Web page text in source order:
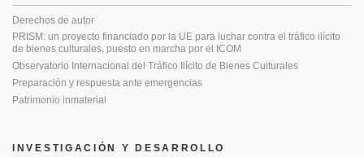
Derechos de autor
PRISM: un proyecto financiado por la UE para luchar contra el tráfico ilícito
de bienes culturales, puesto en marcha por el ICOM
Observatorio Internacional del Tráfico Ilícito de Bienes Culturales
Preparación y respuesta ante emergencias
Patrimonio inmaterial
INVESTIGACIÓN Y DESARROLLO